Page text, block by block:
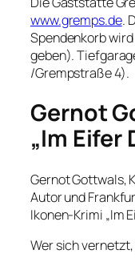
www.gremps.de.
Spendenkorb
geben).
/Grempstraße 4).
Gernot
„Im Eifer
Gernot Gottwals,
Autor und
Ikonen-Krimi „Im
Wer sich